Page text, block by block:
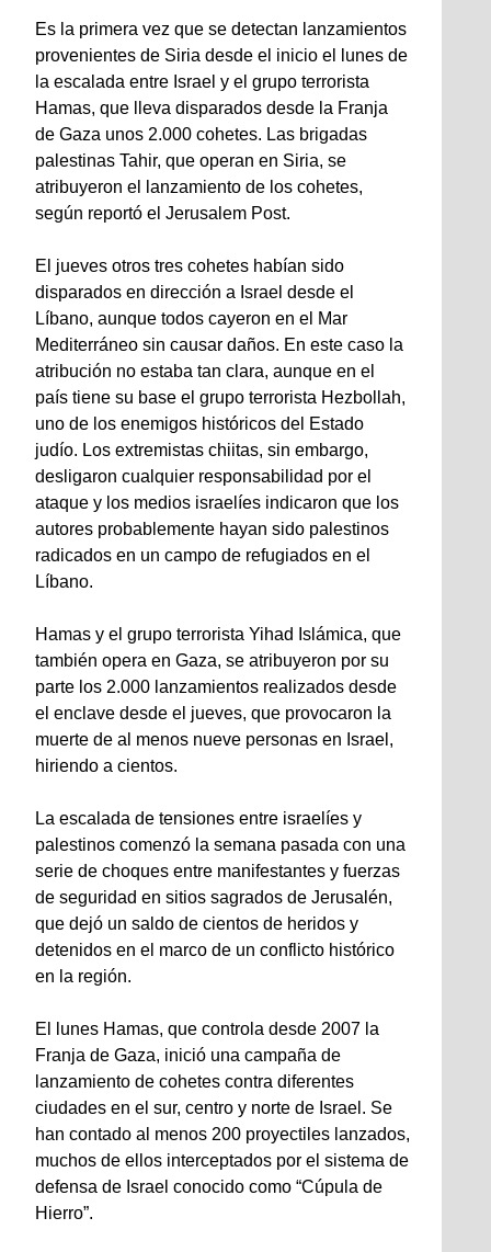
Es la primera vez que se detectan lanzamientos
provenientes de Siria desde el inicio el lunes de
la escalada entre Israel y el grupo terrorista
Hamas, que lleva disparados desde la Franja
de Gaza unos 2.000 cohetes. Las brigadas
palestinas Tahir, que operan en Siria, se
atribuyeron el lanzamiento de los cohetes,
según reportó el Jerusalem Post.
El jueves otros tres cohetes habían sido
disparados en dirección a Israel desde el
Líbano, aunque todos cayeron en el Mar
Mediterráneo sin causar daños. En este caso la
atribución no estaba tan clara, aunque en el
país tiene su base el grupo terrorista Hezbollah,
uno de los enemigos históricos del Estado
judío. Los extremistas chiitas, sin embargo,
desligaron cualquier responsabilidad por el
ataque y los medios israelíes indicaron que los
autores probablemente hayan sido palestinos
radicados en un campo de refugiados en el
Líbano.
Hamas y el grupo terrorista Yihad Islámica, que
también opera en Gaza, se atribuyeron por su
parte los 2.000 lanzamientos realizados desde
el enclave desde el jueves, que provocaron la
muerte de al menos nueve personas en Israel,
hiriendo a cientos.
La escalada de tensiones entre israelíes y
palestinos comenzó la semana pasada con una
serie de choques entre manifestantes y fuerzas
de seguridad en sitios sagrados de Jerusalén,
que dejó un saldo de cientos de heridos y
detenidos en el marco de un conflicto histórico
en la región.
El lunes Hamas, que controla desde 2007 la
Franja de Gaza, inició una campaña de
lanzamiento de cohetes contra diferentes
ciudades en el sur, centro y norte de Israel. Se
han contado al menos 200 proyectiles lanzados,
muchos de ellos interceptados por el sistema de
defensa de Israel conocido como “Cúpula de
Hierro”.